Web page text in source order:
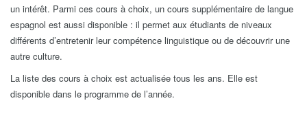
un intérêt. Parmi ces cours à choix, un cours supplémentaire de langue
espagnol est aussi disponible : il permet aux étudiants de niveaux
différents d’entretenir leur compétence linguistique ou de découvrir une
autre culture.
La liste des cours à choix est actualisée tous les ans. Elle est
disponible dans le programme de l’année.